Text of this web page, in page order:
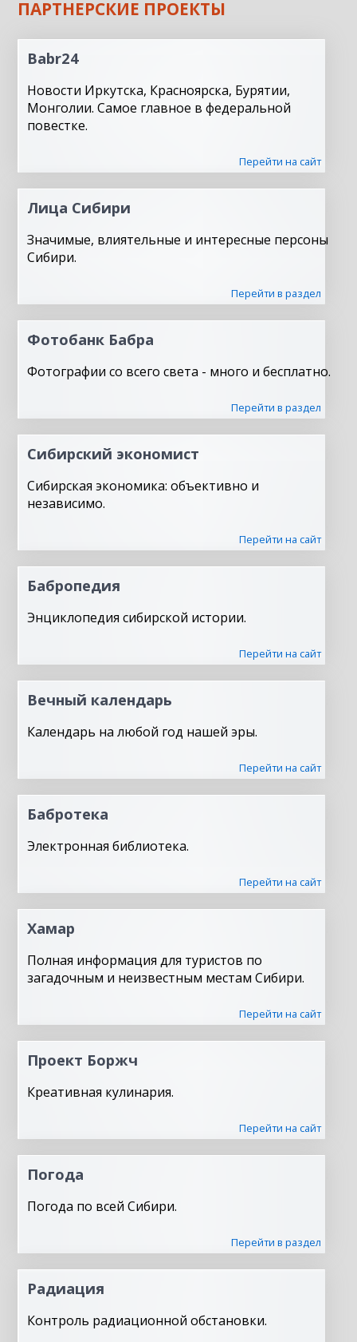
ПАРТНЕРСКИЕ ПРОЕКТЫ
Babr24
Новости Иркутска, Красноярска, Бурятии,
Монголии. Самое главное в федеральной
повестке.
Перейти на сайт
Лица Сибири
Значимые, влиятельные и интересные персоны
Сибири.
Перейти в раздел
Фотобанк Бабра
Фотографии со всего света - много и бесплатно.
Перейти в раздел
Сибирский экономист
Сибирская экономика: объективно и
независимо.
Перейти на сайт
Бабропедия
Энциклопедия сибирской истории.
Перейти на сайт
Вечный календарь
Календарь на любой год нашей эры.
Перейти на сайт
Бабротека
Электронная библиотека.
Перейти на сайт
Хамар
Полная информация для туристов по
загадочным и неизвестным местам Сибири.
Перейти на сайт
Проект Боржч
Креативная кулинария.
Перейти на сайт
Погода
Погода по всей Сибири.
Перейти в раздел
Радиация
Контроль радиационной обстановки.